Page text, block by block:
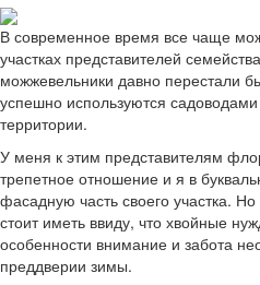
В современное время все чаще
участках представителей
можжевельники давно перестали
успешно используются
территории.
У меня к этим представителям
трепетное отношение и я в
фасадную часть своего участка.
стоит иметь ввиду, что хвойные
особенности внимание и забота
преддверии зимы.